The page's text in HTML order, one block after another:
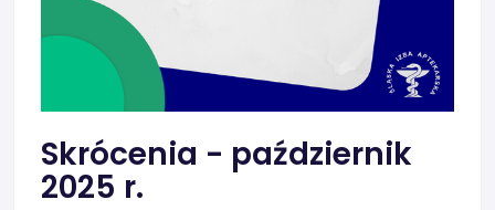
Skrócenia - październik
2025 r.